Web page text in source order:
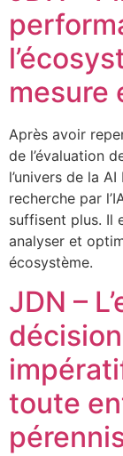
mesure
Après avoir
de l’évaluation
l’univers de la
recherche par
suffisent plus. Il
analyser et
écosystème.
JDN –
toute